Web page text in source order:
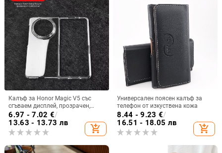
Калъф за Honor Magic V5 със
сгъваем дисплей, прозрачен,
лъскав, PC материал
6.97 - 7.02 €/
13.63 - 13.73 лв
add_shopping_cart
Универсален поясен калъф за
телефон от изкуствена кожа
8.44 - 9.23 €/
16.51 - 18.05 лв
add_shopping_cart